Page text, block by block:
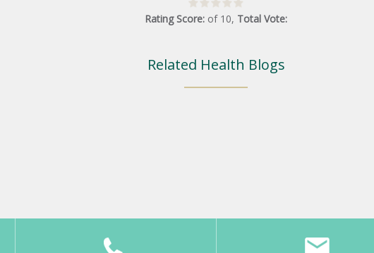
Rating Score: of 10, Total Vote:
Related Health Blogs